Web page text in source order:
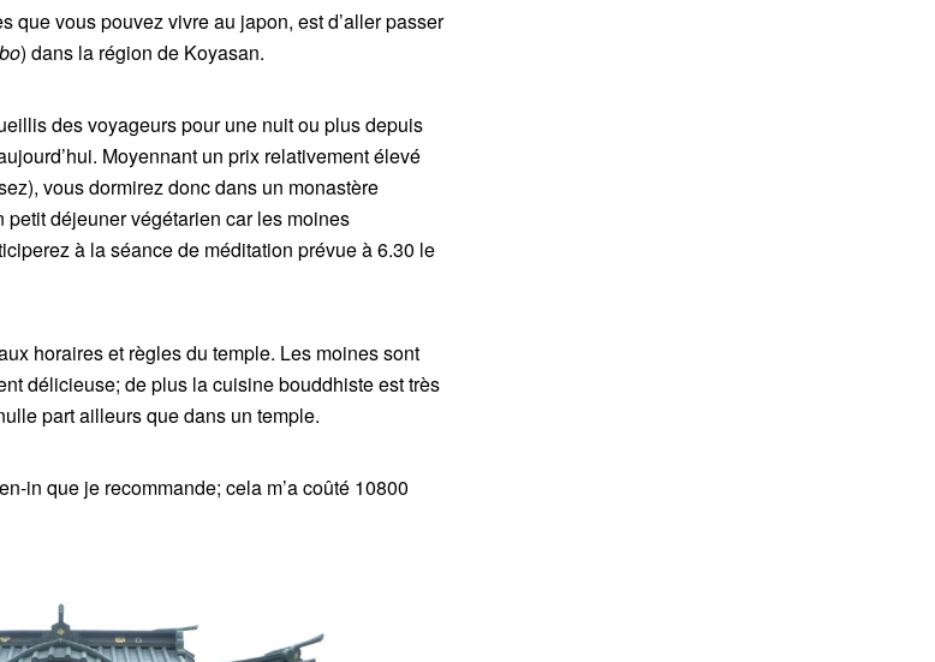
que vous pouvez vivre au japon, est d’aller passer
) dans la région de Koyasan.
des voyageurs pour une nuit ou plus depuis
Moyennant un prix relativement élevé
vous dormirez donc dans un monastère
déjeuner végétarien car les moines
à la séance de méditation prévue à 6.30 le
horaires et règles du temple. Les moines sont
délicieuse; de plus la cuisine bouddhiste est très
part ailleurs que dans un temple.
in que je recommande; cela m’a coûté 10800